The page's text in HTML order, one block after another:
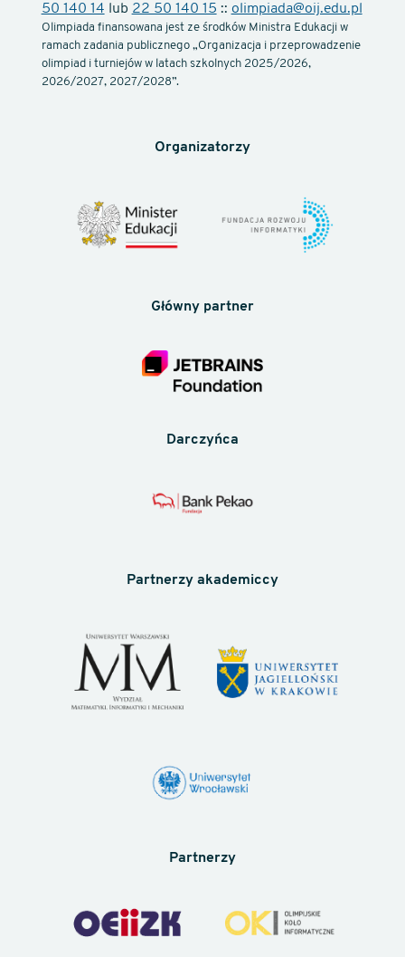
50 140 14 lub 22 50 140 15 :: olimpiada@oij.edu.pl
Olimpiada finansowana jest ze środków Ministra Edukacji w
ramach zadania publicznego „Organizacja i przeprowadzenie
olimpiad i turniejów w latach szkolnych 2025/2026,
2026/2027, 2027/2028”.
Organizatorzy
Główny partner
Darczyńca
Partnerzy akademiccy
Partnerzy